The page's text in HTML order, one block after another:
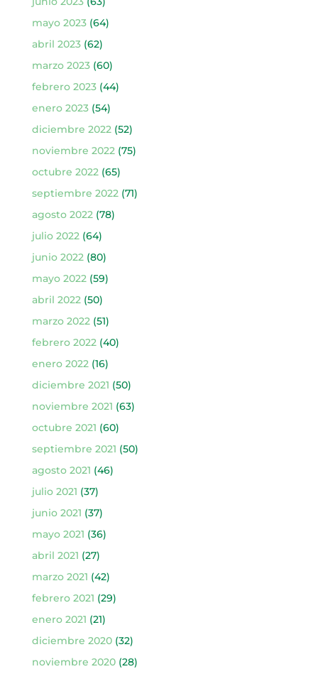
mayo 2023(64)
abril 2023(62)
marzo 2023(60)
febrero 2023(44)
enero 2023(54)
diciembre 2022(52)
noviembre 2022(75)
octubre 2022(65)
septiembre 2022(71)
agosto 2022(78)
julio 2022(64)
junio 2022(80)
mayo 2022(59)
abril 2022(50)
marzo 2022(51)
febrero 2022(40)
enero 2022(16)
diciembre 2021 (50)
noviembre 2021 (63)
octubre 2021 (60)
septiembre 2021 (50)
agosto 2021 (46)
julio 2021 (37)
junio 2021 (37)
mayo 2021 (36)
abril 2021 (27)
marzo 2021 (42)
febrero 2021 (29)
enero 2021 (21)
diciembre 2020(32)
noviembre 2020(28)